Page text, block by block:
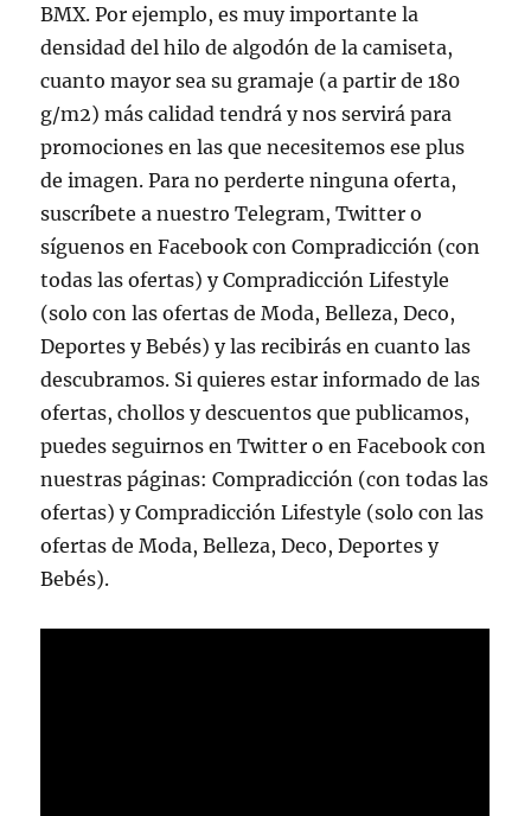
BMX. Por ejemplo, es muy importante la
densidad del hilo de algodón de la camiseta,
cuanto mayor sea su gramaje (a partir de 180
g/m2) más calidad tendrá y nos servirá para
promociones en las que necesitemos ese plus
de imagen. Para no perderte ninguna oferta,
suscríbete a nuestro Telegram, Twitter o
síguenos en Facebook con Compradicción (con
todas las ofertas) y Compradicción Lifestyle
(solo con las ofertas de Moda, Belleza, Deco,
Deportes y Bebés) y las recibirás en cuanto las
descubramos. Si quieres estar informado de las
ofertas, chollos y descuentos que publicamos,
puedes seguirnos en Twitter o en Facebook con
nuestras páginas: Compradicción (con todas las
ofertas) y Compradicción Lifestyle (solo con las
ofertas de Moda, Belleza, Deco, Deportes y
Bebés).